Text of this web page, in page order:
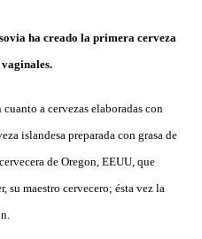
ha creado la primera cerveza
a cervezas elaboradas con
islandesa preparada con grasa de
de Oregon, EEUU, que
su maestro cervecero; ésta vez la